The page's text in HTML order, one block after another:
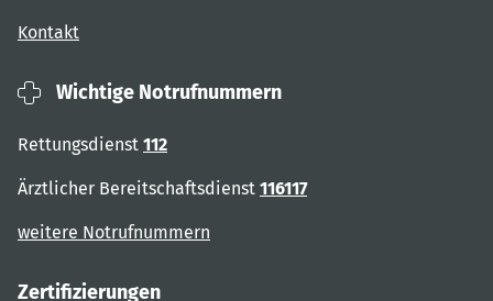
Kontakt
Wichtige Notrufnummern
Rettungsdienst 112
Ärztlicher Bereitschaftsdienst 116117
weitere Notrufnummern
Zertifizierungen